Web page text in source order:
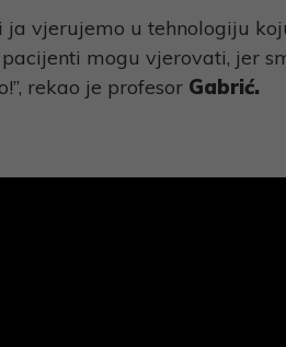
ja vjerujemo u tehnologiju
mogu vjerovati, jer
rekao je profesor Gabrić.